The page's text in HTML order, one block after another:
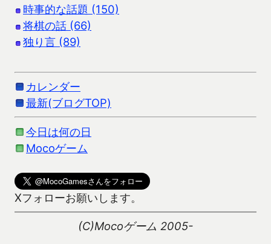
時事的な話題 (150)
将棋の話 (66)
独り言 (89)
カレンダー
最新(ブログTOP)
今日は何の日
Mocoゲーム
Xフォローお願いします。
(C)Mocoゲーム 2005-